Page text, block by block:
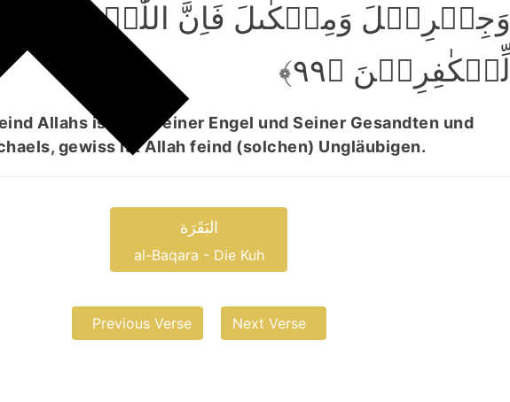
وَجِبۡرِیۡلَ وَمِیۡکٰٮلَ فَاِنَّ اللّٰہَ عَدُوٌّ
لِّلۡکٰفِرِیۡنَ ﴿۹۹﴾
Allahs ist und Seiner Engel und Seiner Gesandten und
gewiss ist Allah feind (solchen) Ungläubigen.
البَقَرَة
al-Baqara - Die Kuh
Previous Verse Next Verse